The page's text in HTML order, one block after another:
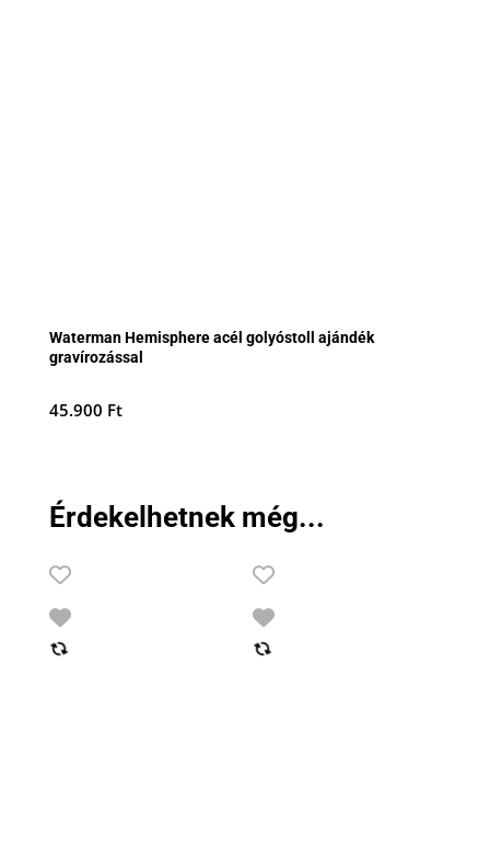
Waterman Hemisphere acél golyóstoll ajándék
gravírozással
45.900 Ft
Érdekelhetnek még...